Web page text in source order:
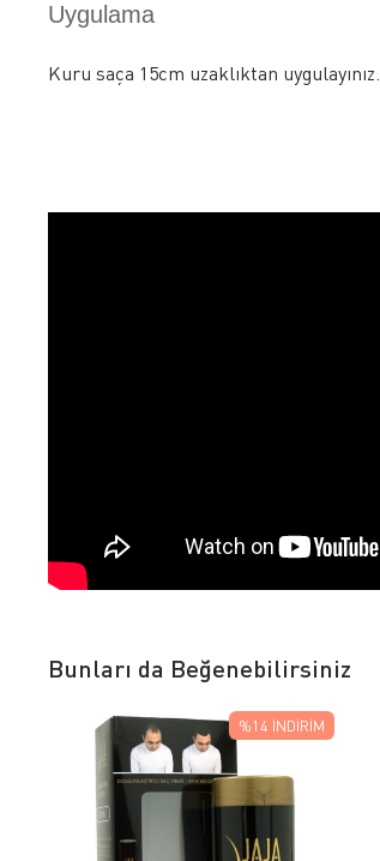
Uygulama
Kuru saça 15cm uzaklıktan uygulayınız.
Bunları da Beğenebilirsiniz
%14 İNDIRIM